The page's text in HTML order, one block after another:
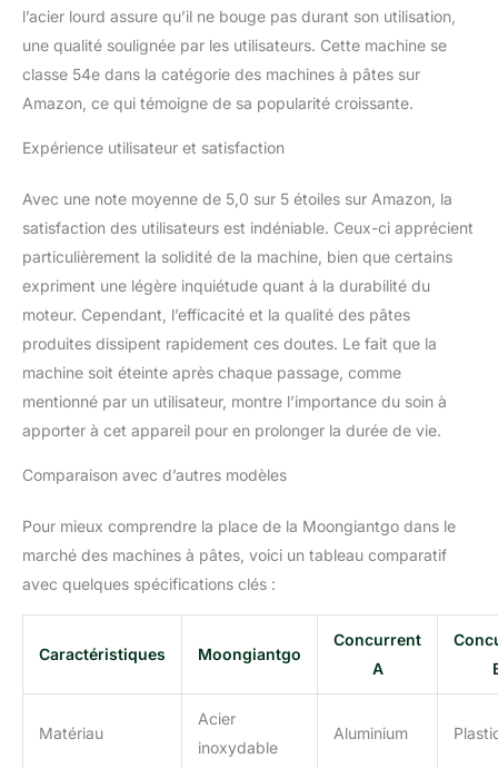
plus élevés produisent
des pâtes plus fines. Les
pour faire des pâtes à
dumplings, 3-5 pour des
et 6-7 pour des raviolis.
culinaires attendent votre
exploration ! Rapport
recommandons un
rapport de 4:1 pour la
farine et le liquide.
Cependant, en raison de
de types de farine variés,
leur absorption d'eau
peut différer
rapport de 4:1 peut ne
farines. Si la pâte colle
aux rouleaux pendant le
nécessité d'ajouter un
peu plus de farine. Si la
pâte se fissure, ajoutez
une petite quantité de
liquide. Créativité : Vous
avez un contrôle total
sur les ingrédients, en
utilisant la farine la plus
l’acier lourd assure qu’il ne bouge pas durant son utilisation,
une qualité soulignée par les utilisateurs. Cette machine se
classe 54e dans la catégorie des machines à pâtes sur
Amazon, ce qui témoigne de sa popularité croissante.
Expérience utilisateur et satisfaction
Avec une note moyenne de 5,0 sur 5 étoiles sur Amazon, la
satisfaction des utilisateurs est indéniable. Ceux-ci apprécient
particulièrement la solidité de la machine, bien que certains
expriment une légère inquiétude quant à la durabilité du
moteur. Cependant, l’efficacité et la qualité des pâtes
produites dissipent rapidement ces doutes. Le fait que la
machine soit éteinte après chaque passage, comme
mentionné par un utilisateur, montre l’importance du soin à
apporter à cet appareil pour en prolonger la durée de vie.
Comparaison avec d’autres modèles
Pour mieux comprendre la place de la Moongiantgo dans le
marché des machines à pâtes, voici un tableau comparatif
avec quelques spécifications clés :
Caractéristiques Moongiantgo
Concurrent
A
Matériau
Acier
inoxydable
Aluminium